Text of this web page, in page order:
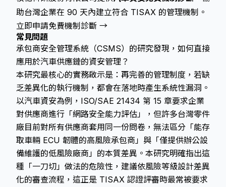
助台灣企業在 90 天內建立符合 TISAX 的管理機制。
立即申請免費機制診斷 →
常見問題
承包商安全管理系統（CSMS）的研究發現，如何直接
應用於汽車供應鏈的資安管理？
本研究最核心的實務啟示是：再完善的管理制度，若缺
乏差異化的執行機制，都會在落地時產生系統性漏洞。
以汽車資安為例，ISO/SAE 21434 第 15 章要求企業
對供應商進行「網路安全能力評估」，但許多台灣零件
廠目前對所有供應商套用同一份問卷，無法區分「能存
取車輛 ECU 韌體的高風險承包商」與「僅提供辦公設
備維護的低風險廠商」的本質差異。本研究明確指出這
種「一刀切」做法的危險性，建議依風險等級設計差異
化的審查流程，這正是 TISAX 認證評審時最常被要求